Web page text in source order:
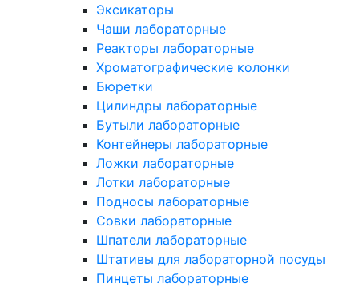
Эксикаторы
Чаши лабораторные
Реакторы лабораторные
Хроматографические колонки
Бюретки
Цилиндры лабораторные
Бутыли лабораторные
Контейнеры лабораторные
Ложки лабораторные
Лотки лабораторные
Подносы лабораторные
Совки лабораторные
Шпатели лабораторные
Штативы для лабораторной посуды
Пинцеты лабораторные